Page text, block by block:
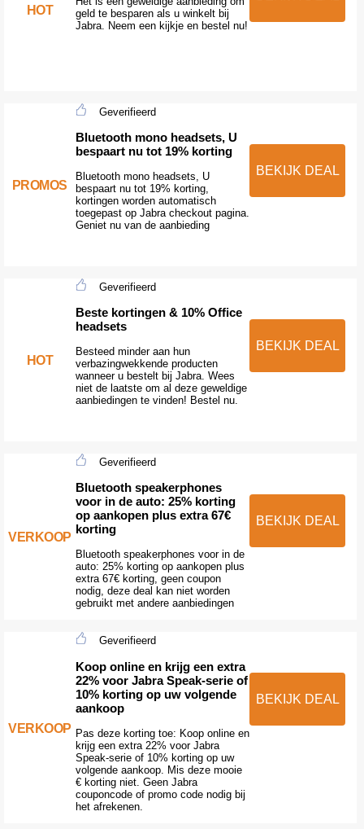
HOT
geld te besparen als u winkelt bij
Jabra. Neem een kijkje en bestel nu!
PROMOS
Geverifieerd
Bluetooth mono headsets, U
bespaart nu tot 19% korting
Bluetooth mono headsets, U
bespaart nu tot 19% korting,
kortingen worden automatisch
toegepast op Jabra checkout pagina.
Geniet nu van de aanbieding
BEKIJK DEAL
HOT
Geverifieerd
Beste kortingen & 10% Office
headsets
Besteed minder aan hun
verbazingwekkende producten
wanneer u bestelt bij Jabra. Wees
niet de laatste om al deze geweldige
aanbiedingen te vinden! Bestel nu.
BEKIJK DEAL
VERKOOP
Geverifieerd
Bluetooth speakerphones
voor in de auto: 25% korting
op aankopen plus extra 67€
korting
Bluetooth speakerphones voor in de
auto: 25% korting op aankopen plus
extra 67€ korting, geen coupon
nodig, deze deal kan niet worden
gebruikt met andere aanbiedingen
BEKIJK DEAL
VERKOOP
Geverifieerd
Koop online en krijg een extra
22% voor Jabra Speak-serie of
10% korting op uw volgende
aankoop
Pas deze korting toe: Koop online en
krijg een extra 22% voor Jabra
Speak-serie of 10% korting op uw
volgende aankoop. Mis deze mooie
€ korting niet. Geen Jabra
couponcode of promo code nodig bij
het afrekenen.
BEKIJK DEAL